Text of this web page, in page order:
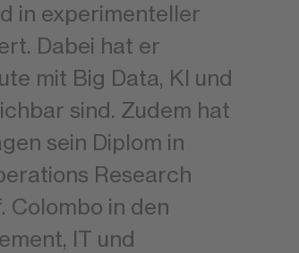
in experimenteller
Dabei hat er
mit Big Data, KI und
sind. Zudem hat
sein Diplom in
Research
Colombo in den
IT und